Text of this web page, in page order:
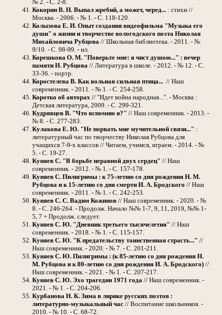
№ 2. - С. 2-8.
Кокорин В. Н. Выпал жребий, а может, черед... : стихи //
Москва. - 2006. - № 1. - С. 118-120.
Колызова Е. И. Опыт создания видеофильма "Музыка его
души" о жизни и творчестве вологодского поэта Николая
Михайловича Рубцова // Школьная библиотека. - 2011. - №
9/10. - С. 98-99. - ил.
Корешкова О. М. "Поверьте мне: я чист душою..." : вечер
памяти Н. Рубцова // Литература в школе. - 2012. - № 12. - С.
33-36. - портр.
Коростелева В. Как вольная сильная птица... // Наш
современник. - 2011. - № 1. - С. 254-258.
Коротко об авторах // "Идет война народная...". - Москва :
Детская литература, 2009. - С. 299-321.
Кудрявцев В. "Что вспомню я?" // Наш современник. - 2013. -
№ 8. - С. 277-283.
Кулакова Е. Ю. "Не порвать мне мучительной связи..." :
литературный час по творчеству Николая Рубцова для
учащихся 7-9-х классов // Читаем, учимся, играем. - 2014. - №
5. - С. 19-27.
Куняев С. "В борьбе неравной двух сердец" // Наш
современник. - 2012. - № 1. - С. 157-178.
Куняев С. Пилигримы : к 75-летию со дня рождения Н. М.
Рубцова и к 15-летию со дня смерти И. А. Бродского // Наш
современник. - 2011. - № 1. - С. 242-253.
Куняев С. С. Вадим Кожинов // Наш современник. - 2020. - №
8. - С. 246-264. - Продолж. Начало №№ 1-7, 9, 11, 2019, №№ 1-
5, 7 + Продолж. следует.
Куняев С. Ю. "Дневник третьего тысячелетия" // Наш
современник. - 2018. - № 1. - С. 115-157.
Куняев С. Ю. "К предательству таинственная страсть..." //
Наш современник. - 2020. - № 7. - С. 201-211.
Куняев С. Ю. Пилигримы : (к 85-летию со дня рождения Н.
М. Рубцова и к 80-летию со дня рождения И. А. Бродского) //
Наш современник. - 2021. - № 1. - С. 207-217.
Куняев С. Ю. Эхо трагедии 1971 года // Наш современник. -
2021. - № 1. - С. 204-206.
Курбанова Н. К. Зима в лирике русских поэтов :
литературно-музыкальный час // Воспитание школьников. -
2010. - № 10. - С. 68-72.